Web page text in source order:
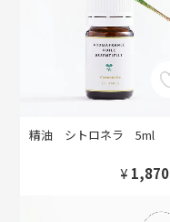
精油 シトロネラ 5ml
¥ 1,870